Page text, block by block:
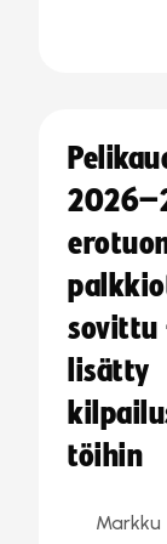
sovittu
lisätty
töihin
Markku